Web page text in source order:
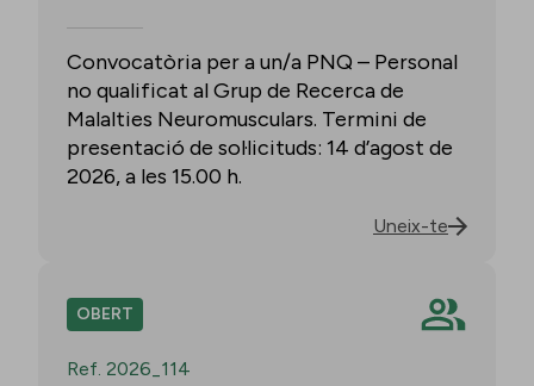
Convocatòria per a un/a PNQ – Personal
no qualificat al Grup de Recerca de
Malalties Neuromusculars. Termini de
presentació de sol·licituds: 14 d’agost de
2026, a les 15.00 h.
Uneix-te
OBERT
Ref. 2026_114